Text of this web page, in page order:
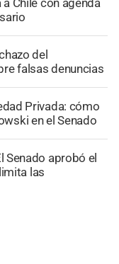
a Chile con agenda
del
falsas denuncias
Privada: cómo
en el Senado
Senado aprobó el
las